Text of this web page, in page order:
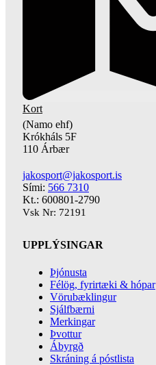
Kort
(Namo ehf)
Krókháls 5F
110 Árbær
jakosport@jakosport.is
Sími: 566 7310
Kt.: 600801-2790
Vsk Nr: 72191
UPPLÝSINGAR
Þjónusta
Félög, fyrirtæki & hópar
Vörubæklingur
Sjálfbærni
Merkingar
Þvottur
Ábyrgð
Skráning á póstlista